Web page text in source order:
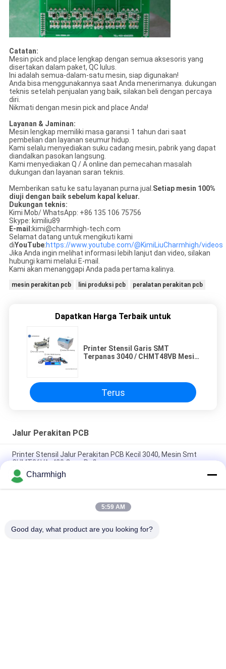
Catatan:
Mesin pick and place lengkap dengan semua aksesoris yang
disertakan dalam paket, QC lulus.
Ini adalah semua-dalam-satu mesin, siap digunakan!
Anda bisa menggunakannya saat Anda menerimanya. dukungan
teknis setelah penjualan yang baik, silakan beli dengan percaya
diri.
Nikmati dengan mesin pick and place Anda!
Layanan & Jaminan:
Mesin lengkap memiliki masa garansi 1 tahun dari saat
pembelian dan layanan seumur hidup.
Kami selalu menyediakan suku cadang mesin, pabrik yang dapat
diandalkan pasokan langsung.
Kami menyediakan Q / A online dan pemecahan masalah
dukungan dan layanan saran teknis.
Memberikan satu ke satu layanan purna jual.Setiap mesin 100%
diuji dengan baik sebelum kapal keluar.
Dukungan teknis:
Kimi Mob/ WhatsApp: +86 135 106 75756
Skype: kimiliu89
E-mail:kimi@charmhigh-tech.com
Selamat datang untuk mengikuti kami
diYouTube:https://www.youtube.com/@KimiLiuCharmhigh/videos
Jika Anda ingin melihat informasi lebih lanjut dan video, silakan
hubungi kami melalui E-mail.
Kami akan menanggapi Anda pada pertama kalinya.
mesin perakitan pcb lini produksi pcb peralatan perakitan pcb
Dapatkan Harga Terbaik untuk
Printer Stensil Garis SMT
Terpanas 3040 / CHMT48VB Mesin
Terus
Jalur Perakitan PCB
Printer Stensil Jalur Perakitan PCB Kecil 3040, Mesin Smt
CHMT36VA, 420 Oven Reflow
Printer Stensil 3040 / CHMT48VB + Pengumpan Getaran, Jalur
Perakitan PCB SMT / Oven Aliran Ulang BRT-420
4 Kepala SMT Chip Mounter Stensil Printing T962C Reflow
Charmhigh
5:59 AM
Good day, what product are you looking for?